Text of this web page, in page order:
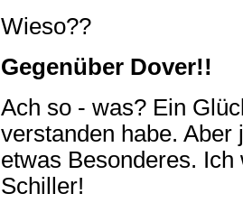
Wieso??
Gegenüber Dover!!
Ach so - was? Ein
verstanden habe.
etwas Besonderes.
Schiller!